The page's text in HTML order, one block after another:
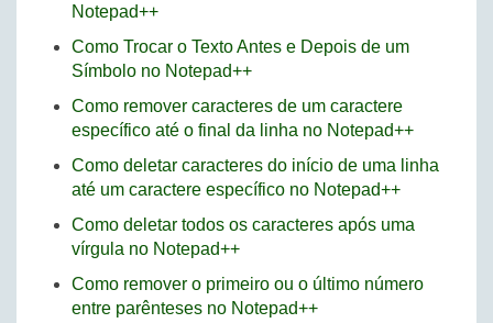
Notepad++
Como Trocar o Texto Antes e Depois de um
Símbolo no Notepad++
Como remover caracteres de um caractere
específico até o final da linha no Notepad++
Como deletar caracteres do início de uma linha
até um caractere específico no Notepad++
Como deletar todos os caracteres após uma
vírgula no Notepad++
Como remover o primeiro ou o último número
entre parênteses no Notepad++